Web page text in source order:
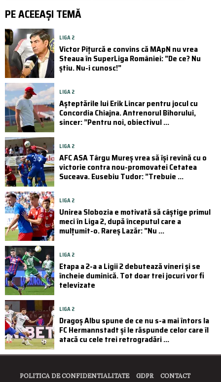
PE ACEEAȘI TEMĂ
LIGA 2
Victor Pițurcă e convins că MApN nu vrea
Steaua în SuperLiga României: ”De ce? Nu
știu. Nu-i cunosc!”
LIGA 2
Așteptările lui Erik Lincar pentru jocul cu
Concordia Chiajna. Antrenorul Bihorului,
sincer: ”Pentru noi, obiectivul ...
LIGA 2
AFC ASA Târgu Mureș vrea să își revină cu o
victorie contra nou-promovatei Cetatea
Suceava. Eusebiu Tudor: ”Trebuie ...
LIGA 2
Unirea Slobozia e motivată să câștige primul
meci în Liga 2, după începutul care a
mulțumit-o. Rareș Lazăr: ”Nu ...
LIGA 2
Etapa a 2-a a Ligii 2 debutează vineri și se
încheie duminică. Tot doar trei jocuri vor fi
televizate
LIGA 2
Dragoș Albu spune de ce nu s-a mai întors la
FC Hermannstadt și le răspunde celor care îl
atacă cu cele trei retrogradări ...
POLITICA DE CONFIDENTIALITATE GDPR CONTACT